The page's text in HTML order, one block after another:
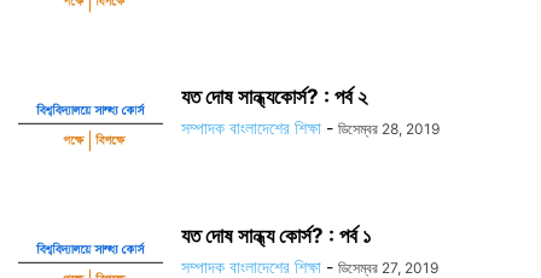
যত দোষ সান্ধ্যকোর্স? : পর্ব ২
সম্পাদক বাংলাদেশের শিক্ষা - ডিসেম্বর 28, 2019
যত দোষ সান্ধ্য কোর্স? : পর্ব ১
সম্পাদক বাংলাদেশের শিক্ষা - ডিসেম্বর 27, 2019